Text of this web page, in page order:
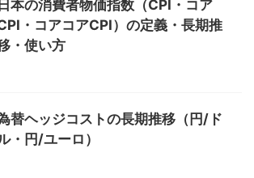
日本の消費者物価指数（CPI・コア
・コアコアCPI）の定義・長期推
・使い方
替ヘッジコストの長期推移（円/ド
・円/ユーロ）